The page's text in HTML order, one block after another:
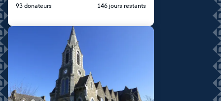
93 donateurs 146 jours restants